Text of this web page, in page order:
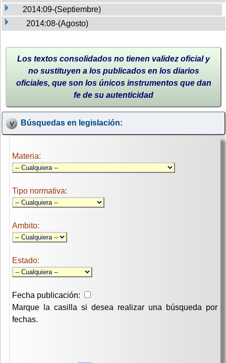
2014:09-(Septiembre)
2014:08-(Agosto)
Los textos consolidados no tienen validez oficial y
no sustituyen a los publicados en los diarios
oficiales, que son los únicos instrumentos que dan
fe de su autenticidad
Búsquedas en legislación:
Materia:
Tipo normativa:
Ambito:
Estado:
Fecha publicación:
Marque la casilla si desea realizar una búsqueda por
fechas.